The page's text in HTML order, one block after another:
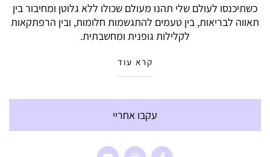
כשתיכנסו לעולם שלי תהנו מעולם שכולו ללא גלוטן ומחיבור בין
תאווה לבריאות, בין טעמים להתגשמות חלומות, ובין הרפתקאות
לקלילות גופנית ומחשבתית.
קרא עוד
עקבו אחריי